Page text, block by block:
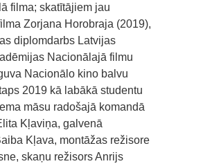
filma; skatītājiem jau
Zorjana Horobraja (2019),
diplomdarbs Latvijas
Nacionālajā filmu
Nacionālo kino balvu
2019 kā labākā studentu
māsu radošajā komandā
Kļaviņa, galvenā
Kļava, montāžas režisore
skaņu režisors Anrijs